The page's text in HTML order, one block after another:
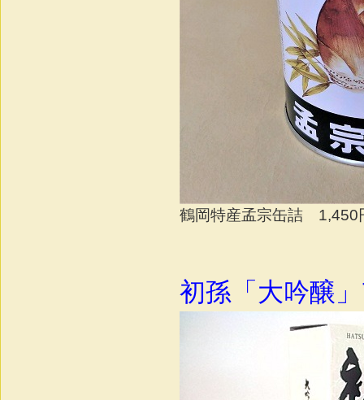
鶴岡特産孟宗缶詰 1,450
初孫「大吟醸